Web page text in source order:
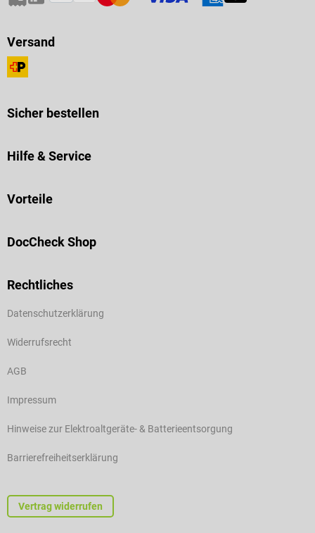
Versand
Sicher bestellen
Hilfe & Service
Vorteile
DocCheck Shop
Rechtliches
Datenschutzerklärung
Widerrufsrecht
AGB
Impressum
Hinweise zur Elektroaltgeräte- & Batterieentsorgung
Barrierefreiheitserklärung
Vertrag widerrufen